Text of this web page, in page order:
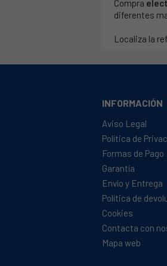
Compra
diferentes
Localiza la
INFORMACIÓN
Aviso Legal
Política de
Formas de Pago
Garantía
Envío y Entrega
Política de
Cookies
Contacta con
Mapa web